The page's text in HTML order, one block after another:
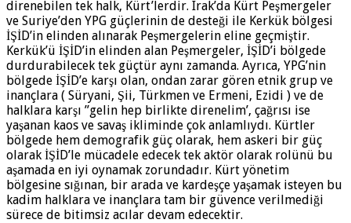
direnebilen tek halk, Kürt’lerdir. Irak’da Kürt Peşmergeler
ve Suriye’den YPG güçlerinin de desteği ile Kerkük bölgesi
İŞİD’in elinden alınarak Peşmergelerin eline geçmiştir.
Kerkük’ü İŞİD’in elinden alan Peşmergeler, İŞİD’i bölgede
durdurabilecek tek güçtür aynı zamanda. Ayrıca, YPG’nin
bölgede İŞİD’e karşı olan, ondan zarar gören etnik grup ve
inançlara ( Süryani, Şii, Türkmen ve Ermeni, Ezidi ) ve de
halklara karşı ”gelin hep birlikte direnelim’, çağrısı ise
yaşanan kaos ve savaş ikliminde çok anlamlıydı. Kürtler
bölgede hem demografik güç olarak, hem askeri bir güç
olarak İŞİD’le mücadele edecek tek aktör olarak rolünü bu
aşamada en iyi oynamak zorundadır. Kürt yönetim
bölgesine sığınan, bir arada ve kardeşçe yaşamak isteyen bu
kadim halklara ve inançlara tam bir güvence verilmediği
sürece de bitimsiz acılar devam edecektir.